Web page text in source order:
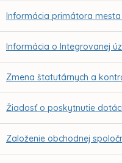
Informácia primátora
Informácia o Integrovanej
Zmena štatutárnych a
Žiadosť o poskytnutie
Založenie obchodnej